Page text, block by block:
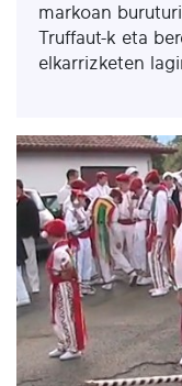
markoan
Truffaut-k eta
elkarrizketen